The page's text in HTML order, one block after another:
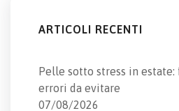
ARTICOLI RECENTI
Pelle sotto stress in
errori da evitare
07/08/2026